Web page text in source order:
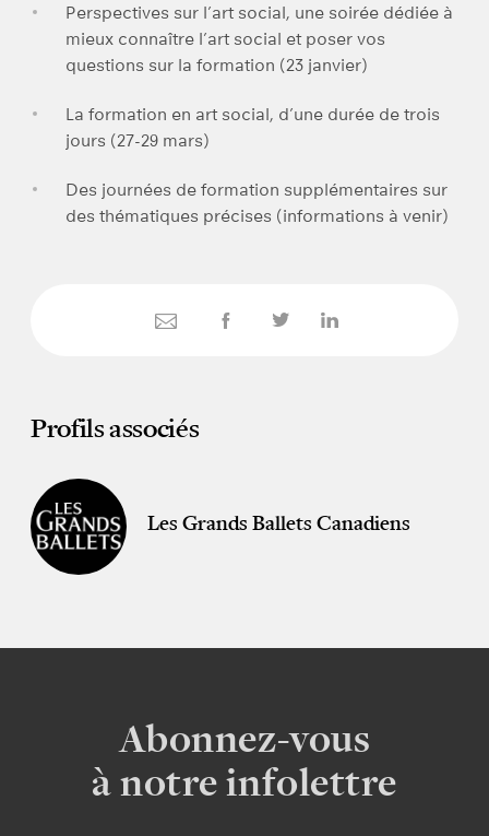
Perspectives sur l’art social, une soirée dédiée à
mieux connaître l’art social et poser vos
questions sur la formation (23 janvier)
La formation en art social, d’une durée de trois
jours (27-29 mars)
Des journées de formation supplémentaires sur
des thématiques précises (informations à venir)
Profils associés
Les Grands Ballets Canadiens
Abonnez-vous
à notre infolettre